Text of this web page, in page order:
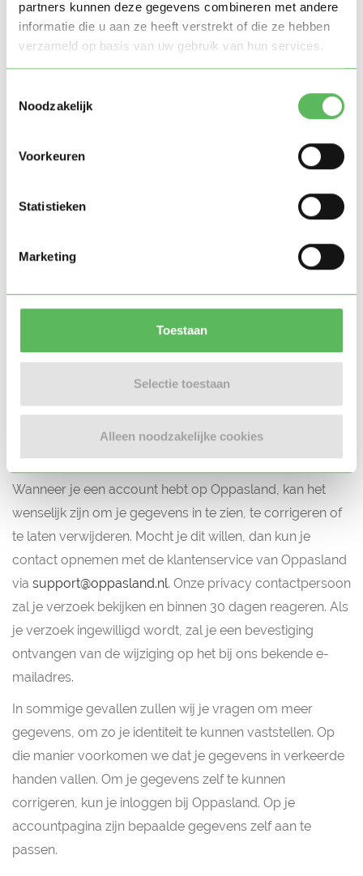
partners kunnen deze gegevens combineren met andere
informatie die u aan ze heeft verstrekt of die ze hebben
verzameld op basis van uw gebruik van hun services.
Noodzakelijk
Voorkeuren
Statistieken
Marketing
Toestaan
Selectie toestaan
Alleen noodzakelijke cookies
Verplicht persoonlijk wachtwoord voor de
beveiliging van je account
persoonsgegevens;
Encryptie (versleuteling) van digitale bestanden
met persoonsgegevens;
Beveiliging van netwerkverbindingen via Secure
Beveiligd intern netwerk;
Intern protocol datalekken;
toegang tot computers of bestanden via virussen of
programma’s uit.
8. Inzage persoonsgegevens
Wanneer je een account hebt op Oppasland, kan het
wenselijk zijn om je gegevens in te zien, te corrigeren of
te laten verwijderen. Mocht je dit willen, dan kun je
contact opnemen met de klantenservice van Oppasland
via support@oppasland.nl. Onze privacy contactpersoon
zal je verzoek bekijken en binnen 30 dagen reageren. Als
je verzoek ingewilligd wordt, zal je een bevestiging
ontvangen van de wijziging op het bij ons bekende e-
mailadres.
In sommige gevallen zullen wij je vragen om meer
gegevens, om zo je identiteit te kunnen vaststellen. Op
die manier voorkomen we dat je gegevens in verkeerde
handen vallen. Om je gegevens zelf te kunnen
corrigeren, kun je inloggen bij Oppasland. Op je
accountpagina zijn bepaalde gegevens zelf aan te
passen.